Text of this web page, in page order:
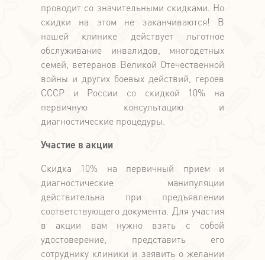
проводит со значительными скидками. Но
скидки на этом не заканчиваются! В
нашей клинике действует льготное
обслуживание инвалидов, многодетных
семей, ветеранов Великой Отечественной
войны и других боевых действий, героев
СССР и России со скидкой 10% на
первичную консультацию и
диагностические процедуры.
Участие в акции
Скидка 10% на первичный прием и
диагностические манипуляции
действительна при предъявлении
соответствующего документа. Для участия
в акции вам нужно взять с собой
удостоверение, представить его
сотруднику клиники и заявить о желании